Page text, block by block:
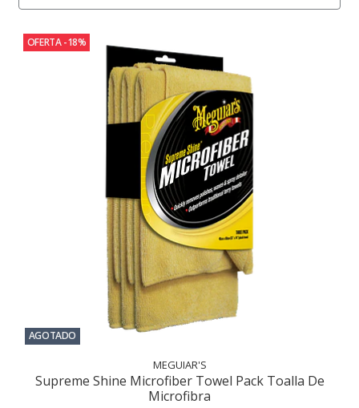
OFERTA -18%
AGOTADO
MEGUIAR'S
Supreme Shine Microfiber Towel Pack Toalla De
Microfibra